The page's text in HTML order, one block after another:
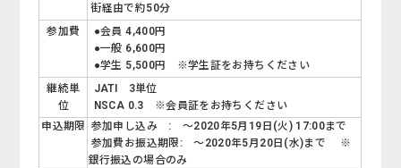
街経由で約50分
参加費
●会員 4,400円
●一般 6,600円
●学生 5,500円 ※学生証をお持ちください
継続単
位
JATI 3単位
NSCA 0.3 ※会員証をお持ちください
申込期限 参加申し込み : ～2020年5月19日(火) 17:00まで
参加費お振込期限: ～2020年5月20日(水)まで ※
銀行振込の場合のみ